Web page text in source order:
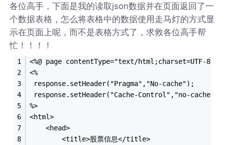
各位高手，下面是我的读取json数据并在页面返回了一
个数据表格，怎么将表格中的数据使用走马灯的方式显
示在页面上呢，而不是表格方式了，求救各位高手帮
忙！！！！
<%@ page contentType="text/html;charset=UTF-8"
<%
response.setHeader("Pragma","No-cache");
response.setHeader("Cache-Control","no-cache");
%>
<html>
	<head>
		<title>股票信息</title>